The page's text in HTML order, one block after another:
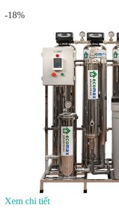
-18%
Xem chi tiết